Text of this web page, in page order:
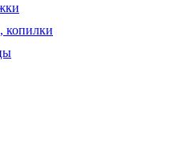
копилки